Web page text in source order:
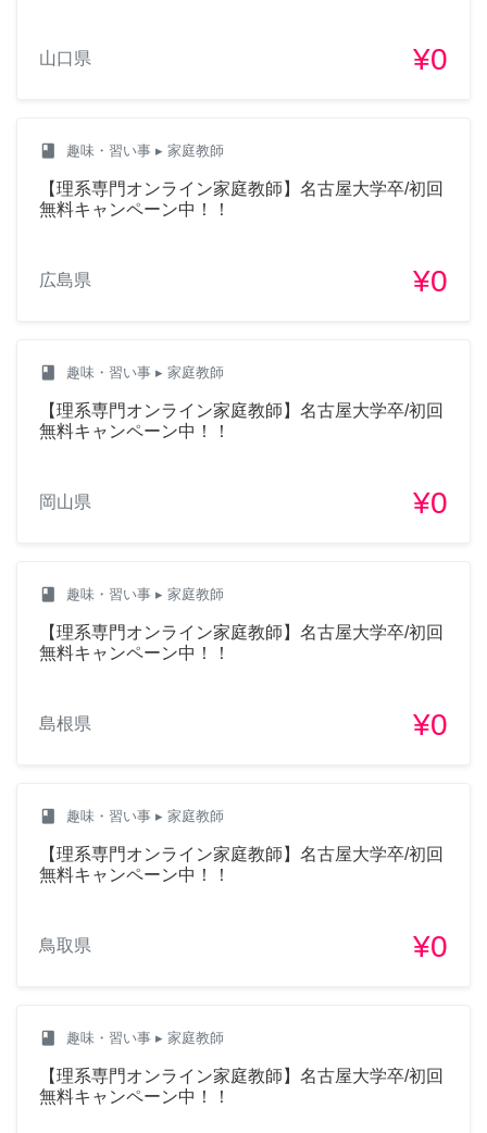
山口県 ¥0
class 趣味・習い事 ▸ 家庭教師
【理系専門オンライン家庭教師】名古屋大学卒/初回
無料キャンペーン中！！
広島県 ¥0
class 趣味・習い事 ▸ 家庭教師
【理系専門オンライン家庭教師】名古屋大学卒/初回
無料キャンペーン中！！
岡山県 ¥0
class 趣味・習い事 ▸ 家庭教師
【理系専門オンライン家庭教師】名古屋大学卒/初回
無料キャンペーン中！！
島根県 ¥0
class 趣味・習い事 ▸ 家庭教師
【理系専門オンライン家庭教師】名古屋大学卒/初回
無料キャンペーン中！！
鳥取県 ¥0
class 趣味・習い事 ▸ 家庭教師
【理系専門オンライン家庭教師】名古屋大学卒/初回
無料キャンペーン中！！